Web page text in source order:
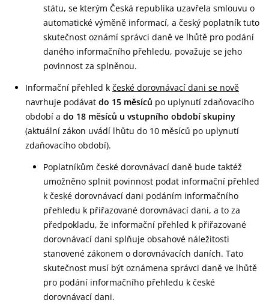
státu, se kterým Česká republika uzavřela smlouvu o
automatické výměně informací, a český poplatník tuto
skutečnost oznámí správci daně ve lhůtě pro podání
daného informačního přehledu, považuje se jeho
povinnost za splněnou.
Informační přehled k české dorovnávací dani se nově
navrhuje podávat do 15 měsíců po uplynutí zdaňovacího
období a do 18 měsíců u vstupního období skupiny
(aktuální zákon uvádí lhůtu do 10 měsíců po uplynutí
zdaňovacího období).
Poplatníkům české dorovnávací daně bude taktéž
umožněno splnit povinnost podat informační přehled
k české dorovnávací dani podáním informačního
přehledu k přiřazované dorovnávací dani, a to za
předpokladu, že informační přehled k přiřazované
dorovnávací dani splňuje obsahové náležitosti
stanovené zákonem o dorovnávacích daních. Tato
skutečnost musí být oznámena správci daně ve lhůtě
pro podání informačního přehledu k české
dorovnávací dani.